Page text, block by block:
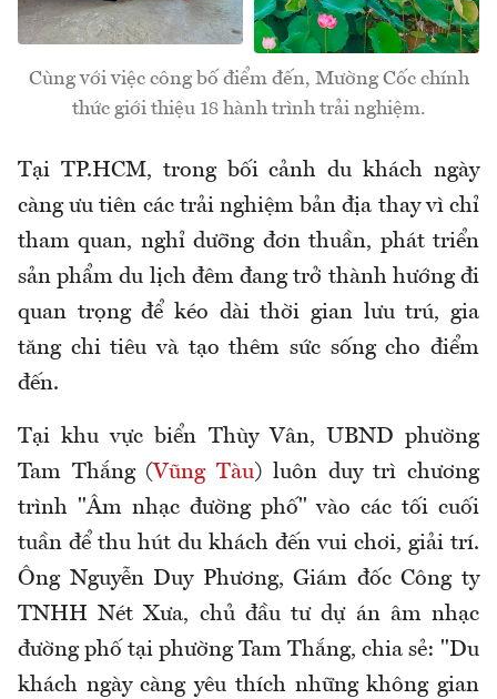
Cùng với việc công bố điểm đến, Mường Cốc chính
thức giới thiệu 18 hành trình trải nghiệm.
Tại TP.HCM, trong bối cảnh du khách ngày
càng ưu tiên các trải nghiệm bản địa thay vì chỉ
tham quan, nghỉ dưỡng đơn thuần, phát triển
sản phẩm du lịch đêm đang trở thành hướng đi
quan trọng để kéo dài thời gian lưu trú, gia
tăng chi tiêu và tạo thêm sức sống cho điểm
đến.
Tại khu vực biển Thùy Vân, UBND phường
Tam Thắng (Vũng Tàu) luôn duy trì chương
trình "Âm nhạc đường phố" vào các tối cuối
tuần để thu hút du khách đến vui chơi, giải trí.
Ông Nguyễn Duy Phương, Giám đốc Công ty
TNHH Nét Xưa, chủ đầu tư dự án âm nhạc
đường phố tại phường Tam Thắng, chia sẻ: "Du
khách ngày càng yêu thích những không gian